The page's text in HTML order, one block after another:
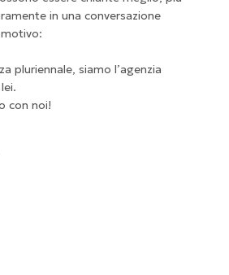
in una conversazione
pluriennale, siamo l’agenzia
con noi!